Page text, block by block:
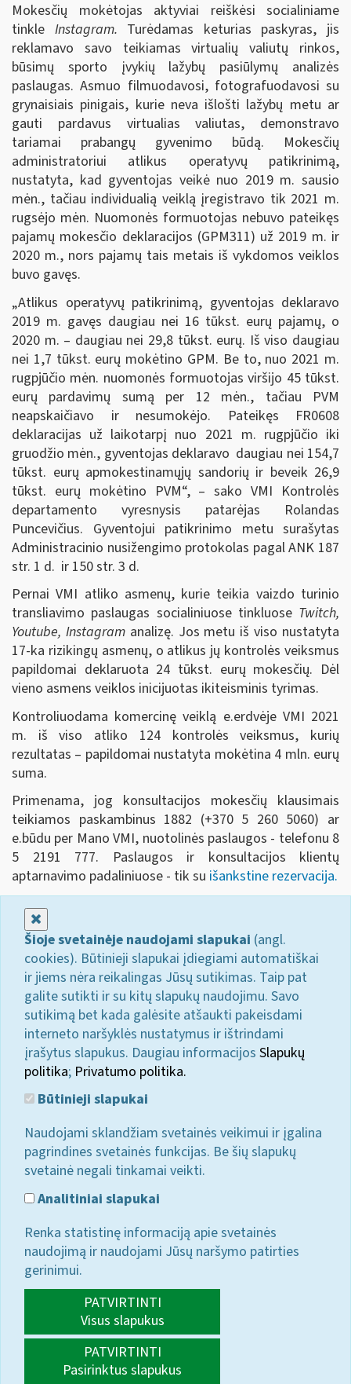
Mokesčių mokėtojas aktyviai reiškėsi socialiniame
tinkle Instagram. Turėdamas keturias paskyras, jis
reklamavo savo teikiamas virtualių valiutų rinkos,
būsimų sporto įvykių lažybų pasiūlymų analizės
paslaugas. Asmuo filmuodavosi, fotografuodavosi su
grynaisiais pinigais, kurie neva išlošti lažybų metu ar
gauti pardavus virtualias valiutas, demonstravo
tariamai prabangų gyvenimo būdą. Mokesčių
administratoriui atlikus operatyvų patikrinimą,
nustatyta, kad gyventojas veikė nuo 2019 m. sausio
mėn., tačiau individualią veiklą įregistravo tik 2021 m.
rugsėjo mėn. Nuomonės formuotojas nebuvo pateikęs
pajamų mokesčio deklaracijos (GPM311) už 2019 m. ir
2020 m., nors pajamų tais metais iš vykdomos veiklos
buvo gavęs.
„Atlikus operatyvų patikrinimą, gyventojas deklaravo
2019 m. gavęs daugiau nei 16 tūkst. eurų pajamų, o
2020 m. – daugiau nei 29,8 tūkst. eurų. Iš viso daugiau
nei 1,7 tūkst. eurų mokėtino GPM. Be to, nuo 2021 m.
rugpjūčio mėn. nuomonės formuotojas viršijo 45 tūkst.
eurų pardavimų sumą per 12 mėn., tačiau PVM
neapskaičiavo ir nesumokėjo. Pateikęs FR0608
deklaracijas už laikotarpį nuo 2021 m. rugpjūčio iki
gruodžio mėn., gyventojas deklaravo daugiau nei 154,7
tūkst. eurų apmokestinamųjų sandorių ir beveik 26,9
tūkst. eurų mokėtino PVM“, – sako VMI Kontrolės
departamento vyresnysis patarėjas Rolandas
Puncevičius. Gyventojui patikrinimo metu surašytas
Administracinio nusižengimo protokolas pagal ANK 187
str. 1 d. ir 150 str. 3 d.
Pernai VMI atliko asmenų, kurie teikia vaizdo turinio
transliavimo paslaugas socialiniuose tinkluose Twitch,
Youtube, Instagramanalizę. Jos metu iš viso nustatyta
17-ka rizikingų asmenų, o atlikus jų kontrolės veiksmus
papildomai deklaruota 24 tūkst. eurų mokesčių. Dėl
vieno asmens veiklos inicijuotas ikiteisminis tyrimas.
Kontroliuodama komercinę veiklą e.erdvėje VMI 2021
m. iš viso atliko 124 kontrolės veiksmus, kurių
rezultatas – papildomai nustatyta mokėtina 4 mln. eurų
suma.
Primenama, jog konsultacijos mokesčių klausimais
teikiamos paskambinus 1882 (+370 5 260 5060) ar
e.būdu per Mano VMI, nuotolinės paslaugos - telefonu 8
5 2191 777. Paslaugos ir konsultacijos klientų
aptarnavimo padaliniuose - tik su išankstine rezervacija.
Šioje svetainėje naudojami slapukai (angl.
cookies). Būtinieji slapukai įdiegiami automatiškai
ir jiems nėra reikalingas Jūsų sutikimas. Taip pat
galite sutikti ir su kitų slapukų naudojimu. Savo
sutikimą bet kada galėsite atšaukti pakeisdami
interneto naršyklės nustatymus ir ištrindami
įrašytus slapukus. Daugiau informacijos Slapukų
politika; Privatumo politika.
Būtinieji slapukai
Naudojami sklandžiam svetainės veikimui ir įgalina
pagrindines svetainės funkcijas. Be šių slapukų
svetainė negali tinkamai veikti.
Analitiniai slapukai
Renka statistinę informaciją apie svetainės
naudojimą ir naudojami Jūsų naršymo patirties
gerinimui.
PATVIRTINTI
Visus slapukus
PATVIRTINTI
Pasirinktus slapukus